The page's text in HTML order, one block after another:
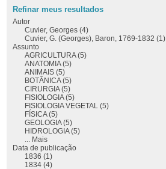
Refinar meus resultados
Autor
Cuvier, Georges (4)
Cuvier, G. (Georges), Baron, 1769-1832 (1)
Assunto
AGRICULTURA (5)
ANATOMIA (5)
ANIMAIS (5)
BOTÂNICA (5)
CIRURGIA (5)
FISIOLOGIA (5)
FISIOLOGIA VEGETAL (5)
FÍSICA (5)
GEOLOGIA (5)
HIDROLOGIA (5)
... Mais
Data de publicação
1836 (1)
1834 (4)